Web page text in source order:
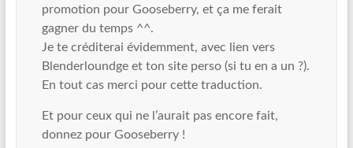
promotion pour Gooseberry, et ça me ferait
gagner du temps ^^.
Je te créditerai évidemment, avec lien vers
Blenderloundge et ton site perso (si tu en a un ?).
En tout cas merci pour cette traduction.
Et pour ceux qui ne l’aurait pas encore fait,
donnez pour Gooseberry !